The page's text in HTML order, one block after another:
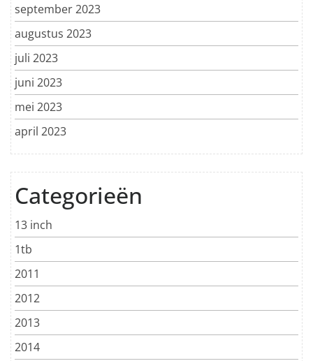
september 2023
augustus 2023
juli 2023
juni 2023
mei 2023
april 2023
Categorieën
13 inch
1tb
2011
2012
2013
2014